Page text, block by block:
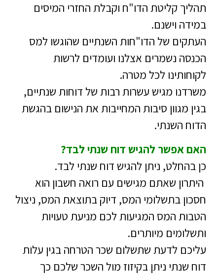
תהליך קליטת הדו"ח וקבלת החזרי המיסים
במידה וישנם.
העתקים של הדו"חות השנתיים שהוגשו למס
הכנסה נשמרים אצלנו ועומדים לרשות
לקוחותינו לכל מטרה.
משרדנו מגיש עשרות רבות של דוחות שנתיים,
בגין מגוון סיבות המחייבות את הנישום בהגשת
הדוח השנתי.
האם אפשר להגיש דוח שנתי לבד?
כן בהחלט, ניתן להגיש דוח שנתי לבד.
היתרון שאתם מגישים עם רואה חשבון הוא
חסכון בתשלומי המס, דיוק בתוצאת המס, ניצול
הטבות המס המגיעות לכם מניעת טעויות
ותשלומים מיותרים.
עליכם לדעת שתשלום שכר הטרחה בגין עלות
דוח שנתי ניתן בקיזוז מול השכר שלכם כך